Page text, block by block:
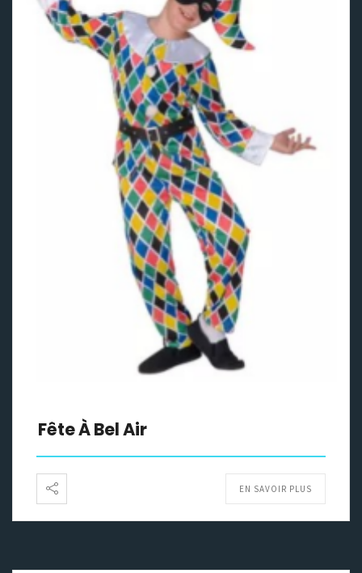
Fête À Bel Air
EN SAVOIR PLUS